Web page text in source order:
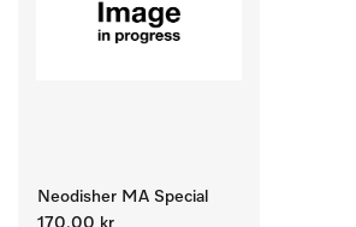
Neodisher MA Special
170,00 kr